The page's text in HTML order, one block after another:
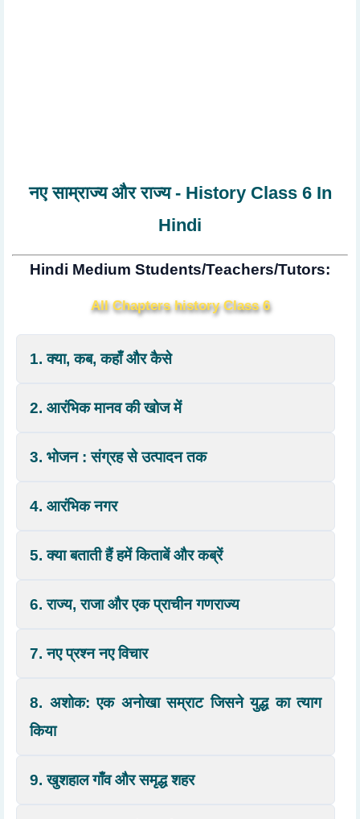
नए साम्राज्य और राज्य - History Class 6 In
Hindi
Hindi Medium Students/Teachers/Tutors:
All Chapters history Class 6
1. क्या, कब, कहाँ और कैसे
2. आरंभिक मानव की खोज में
3. भोजन : संग्रह से उत्पादन तक
4. आरंभिक नगर
5. क्या बताती हैं हमें किताबें और कब्रें
6. राज्य, राजा और एक प्राचीन गणराज्य
7. नए प्रश्न नए विचार
8. अशोक: एक अनोखा सम्राट जिसने युद्ध का त्याग
किया
9. खुशहाल गाँव और समृद्ध शहर